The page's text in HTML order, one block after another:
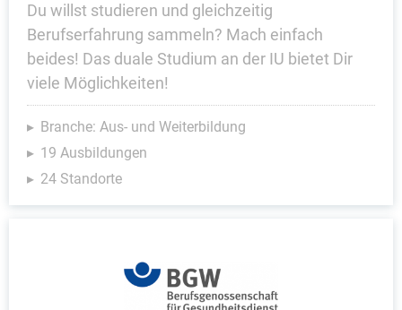
Du willst studieren und gleichzeitig
Berufserfahrung sammeln? Mach einfach
beides! Das duale Studium an der IU bietet Dir
viele Möglichkeiten!
Branche: Aus- und Weiterbildung
19 Ausbildungen
24 Standorte